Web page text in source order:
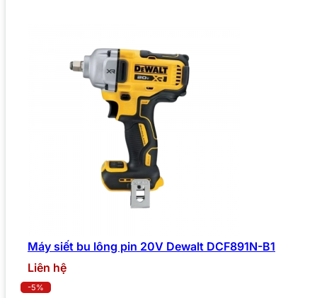
Máy siết bu lông pin 20V Dewalt DCF891N-B1
Liên hệ
-5%